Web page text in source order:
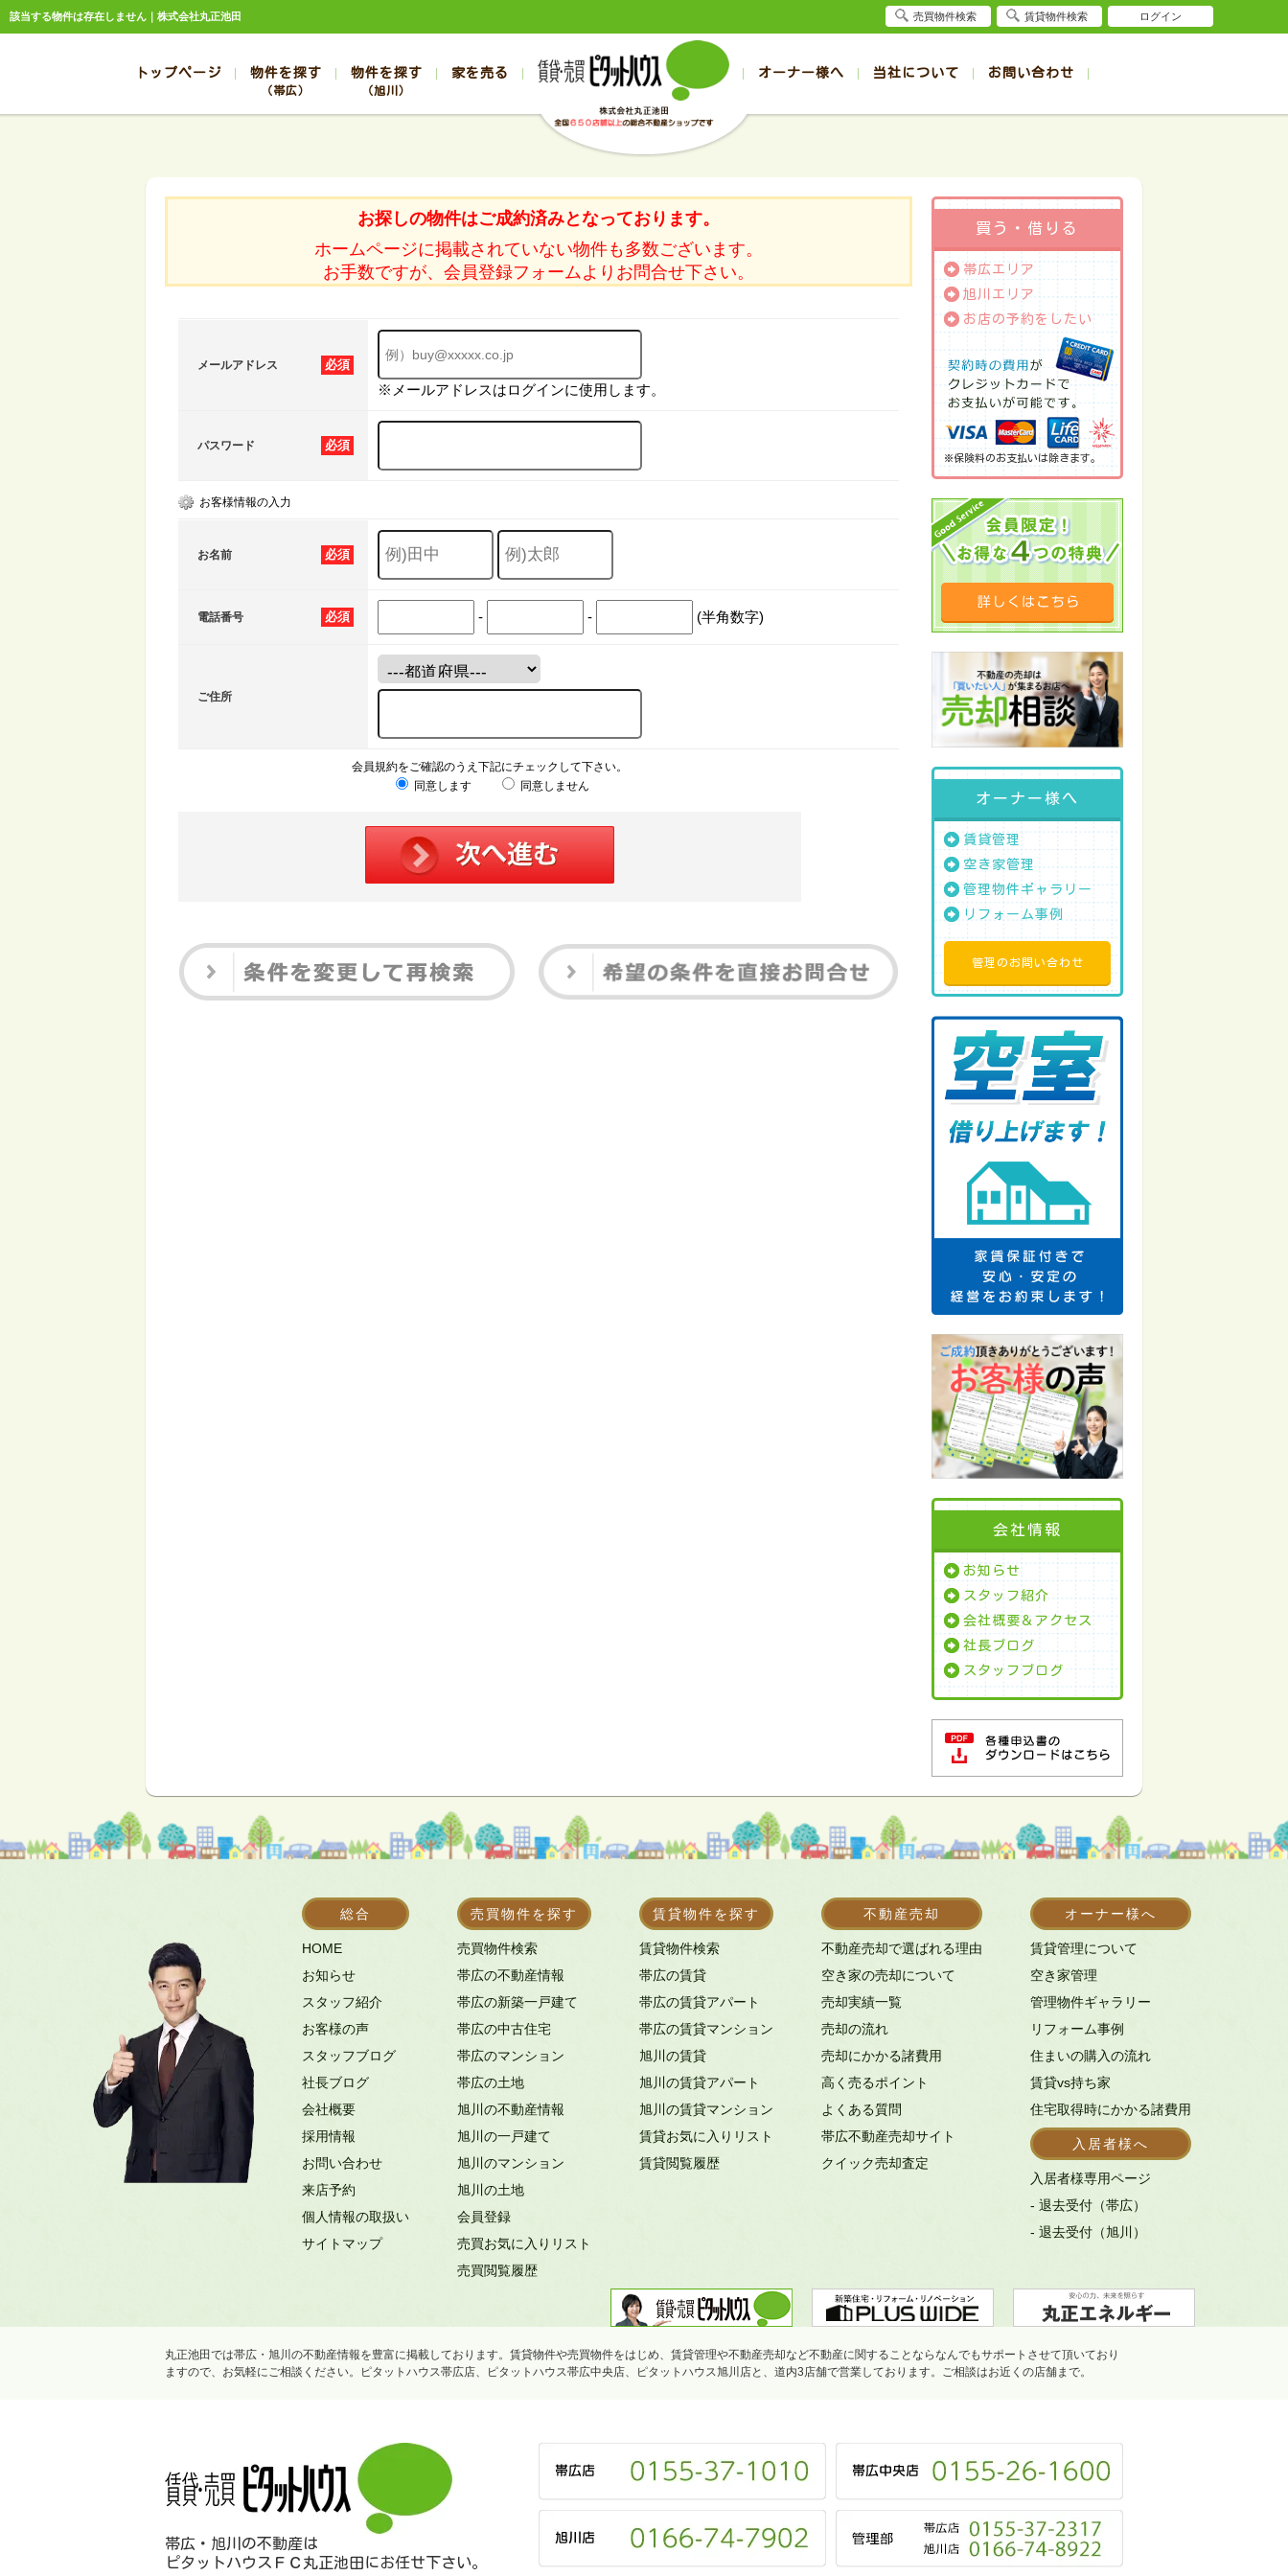
該当する物件は存在しません｜株式会社丸正池田
トップページ 物件を探す
（帯広）
売買
帯広の新築一戸建て
帯広の中古一戸建て
帯広の土地
帯広の中古マンション
帯広の1000万～2000万円
帯広の2000万～3000万円
帯広の3000万～4000万円
帯広の4000万以上
帯広の賃貸アパート
帯広の1DK～1LDK賃貸
帯広の2K～2LDK賃貸
帯広の3K～3LDK賃貸
帯広の4K以上賃貸
物件を探す
（旭川）
売買
旭川の新築一戸建て
旭川の中古一戸建て
旭川の土地
旭川の中古マンション
旭川の1000万～2000万円
旭川の2000万～3000万円
旭川の3000万～4000万円
旭川の4000万以上
旭川の賃貸アパート
旭川の1DK～1LDK賃貸
旭川の2K～2LDK賃貸
旭川の3K～3LDK賃貸
旭川の4K以上賃貸
家を売る オーナー様へ 当社について
スタッフブログ お客様の声
お問い合わせ
売却のお問合せ 入居者様ページ
お探しの物件はご成約済みとなっております。
ホームページに掲載されていない物件も多数ございます。
お手数ですが、会員登録フォームよりお問合せ下さい。
必須
メールアドレス
※メールアドレスはログインに使用します。
必須
パスワード
お客様情報の入力
必須
お名前
必須
電話番号 - - (半角数字)
ご住所
会員規約をご確認のうえ下記にチェックして下さい。
同意します
同意しません
買う・借りる
帯広エリア
旭川エリア
お店の予約をしたい
※保険料のお支払いは除きます。
オーナー様へ
賃貸管理
空き家管理
管理物件ギャラリー
リフォーム事例
管理のお問い合わせ
会社情報
お知らせ
スタッフ紹介
会社概要＆アクセス
社長ブログ
スタッフブログ
総合
HOME
お知らせ
スタッフ紹介
お客様の声
スタッフブログ
社長ブログ
会社概要
採用情報
お問い合わせ
来店予約
個人情報の取扱い
サイトマップ
売買物件を探す
売買物件検索
帯広の不動産情報
帯広の新築一戸建て
帯広の中古住宅
帯広のマンション
帯広の土地
旭川の不動産情報
旭川の一戸建て
旭川のマンション
旭川の土地
会員登録
売買お気に入りリスト
売買閲覧履歴
賃貸物件を探す
賃貸物件検索
帯広の賃貸
帯広の賃貸アパート
帯広の賃貸マンション
旭川の賃貸
旭川の賃貸アパート
旭川の賃貸マンション
賃貸お気に入りリスト
賃貸閲覧履歴
不動産売却
不動産売却で選ばれる理由
空き家の売却について
売却実績一覧
売却の流れ
売却にかかる諸費用
高く売るポイント
よくある質問
帯広不動産売却サイト
クイック売却査定
オーナー様へ
賃貸管理について
空き家管理
管理物件ギャラリー
リフォーム事例
住まいの購入の流れ
賃貸vs持ち家
住宅取得時にかかる諸費用
入居者様へ
入居者様専用ページ
- 退去受付（帯広）
- 退去受付（旭川）
丸正池田では帯広・旭川の不動産情報を豊富に掲載しております。賃貸物件や売買物件をはじめ、賃貸管理や不動産売却など不動産に関することならなんでもサポートさせて頂いており
ますので、お気軽にご相談ください。ピタットハウス帯広店、ピタットハウス帯広中央店、ピタットハウス旭川店と、道内3店舗で営業しております。ご相談はお近くの店舗まで。
帯広・旭川の不動産は
ピタットハウスＦＣ丸正池田にお任せ下さい。
売買物件検索 賃貸物件検索 ログイン